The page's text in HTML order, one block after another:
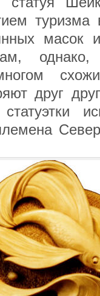
туризма
масок и
однако,
друг